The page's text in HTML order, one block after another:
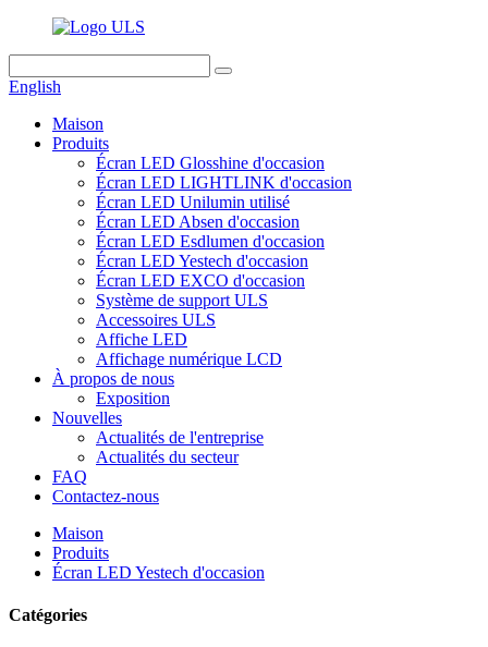
English
Maison
Produits
Écran LED Glosshine d'occasion
Écran LED LIGHTLINK d'occasion
Écran LED Unilumin utilisé
Écran LED Absen d'occasion
Écran LED Esdlumen d'occasion
Écran LED Yestech d'occasion
Écran LED EXCO d'occasion
Système de support ULS
Accessoires ULS
Affiche LED
Affichage numérique LCD
À propos de nous
Exposition
Nouvelles
Actualités de l'entreprise
Actualités du secteur
FAQ
Contactez-nous
Maison
Produits
Écran LED Yestech d'occasion
Catégories